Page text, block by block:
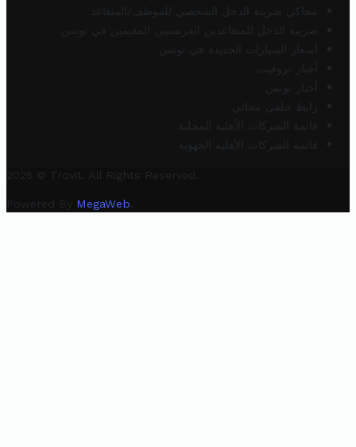
محاكي ضريبة الدخل الشخصي للموظف/المتقاعد
ضريبة الدخل للمتقاعدين الفرنسيين المقيمين في تونس
أسعار السيارات الجديدة في تونس
أخبار تروفيت
أخبار تونس
رابط خلفي مجاني
قائمة الشركات الأهلية المحلية
قائمة الشركات الأهلية الجهوية
2025 © Trovit. All Rights Reserved.
Powered By MegaWeb